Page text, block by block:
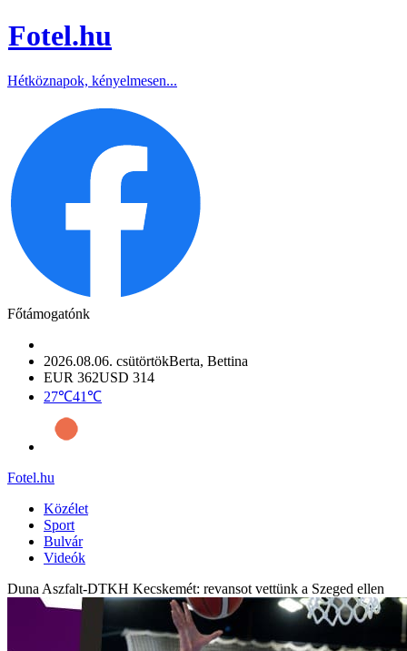
Fotel.hu
Hétköznapok, kényelmesen...
Főtámogatónk
2026.08.06. csütörtökBerta, Bettina
EUR 362USD 314
27℃41℃
Fotel.hu
Közélet
Sport
Bulvár
Videók
Duna Aszfalt-DTKH Kecskemét: revansot vettünk a Szeged ellen